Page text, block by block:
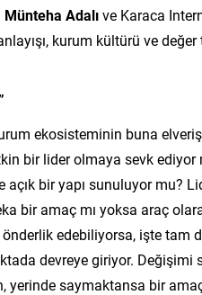
Münteha Adalıve Karaca
kurum kültürü ve
ekosisteminin buna
bir lider olmaya sevk
bir yapı sunuluyor mu?
bir amaç mı yoksa araç
edebiliyorsa, işte tam
devreye giriyor. Değişimi
yerinde saymaktansa bir